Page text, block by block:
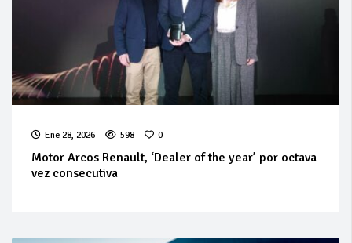
Ene 28, 2026 598 0
Motor Arcos Renault, ‘Dealer of the year’ por octava
vez consecutiva